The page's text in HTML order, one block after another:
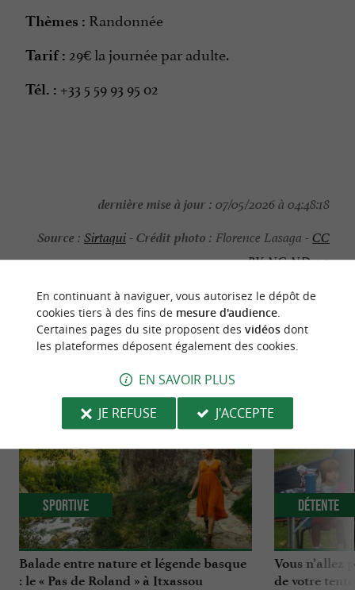
Thèmes : Randonnée
Tarif : 29€ la journée par adulte.
Tél. : +33 5 59 93 95 02
dernière mise à jour : 07/05/2026 à 04:48:18
Source : Sirtaqui-Crédit photo : Florence Lasaga -CC
BY-NC-ND 4.0
NOUS AVONS TESTÉPOUR VOUS
Balade entre nature et légende basque
: le « Pas de Roland » à Itxassou
Sportive
Vous n’allez
de votre
Détente
En continuant à naviguer, vous autorisez le dépôt de
cookies tiers à des fins de mesure d'audience.
Certaines pages du site proposent des vidéosdont
les plateformes déposent également des cookies.
EN SAVOIR PLUS
JE REFUSE
J'ACCEPTE